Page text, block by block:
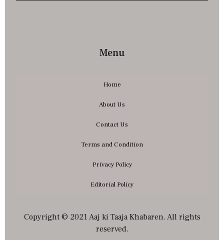
Menu
Home
About Us
Contact Us
Terms and Condition
Privacy Policy
Editorial Policy
Copyright © 2021 Aaj ki Taaja Khabaren. All rights
reserved.